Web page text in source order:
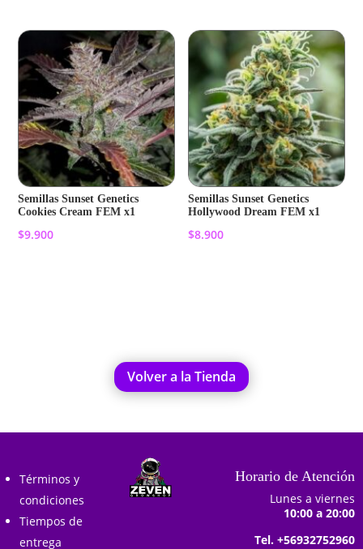
Semillas Sunset Genetics
Cookies Cream FEM x1
$9.900
Semillas Sunset Genetics
Hollywood Dream FEM x1
$8.900
Volver a la Tienda
Términos y
condiciones
Tiempos de
entrega
Horario de Atención
Lunes a viernes
10:00 a 20:00
Tel. +56932752960